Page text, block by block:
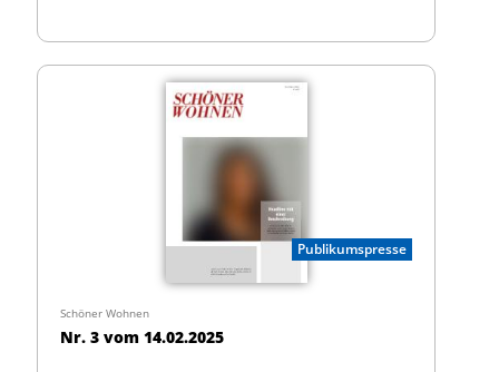
Publikumspresse
Schöner Wohnen
Nr. 3 vom 14.02.2025